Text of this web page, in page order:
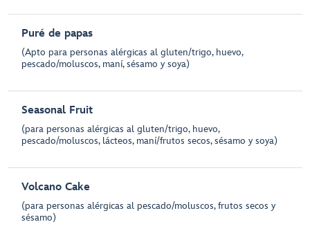
Puré de papas
(Apto para personas alérgicas al gluten/trigo, huevo,
pescado/moluscos, maní, sésamo y soya)
Seasonal Fruit
(para personas alérgicas al gluten/trigo, huevo,
pescado/moluscos, lácteos, maní/frutos secos, sésamo y soya)
Volcano Cake
(para personas alérgicas al pescado/moluscos, frutos secos y
sésamo)